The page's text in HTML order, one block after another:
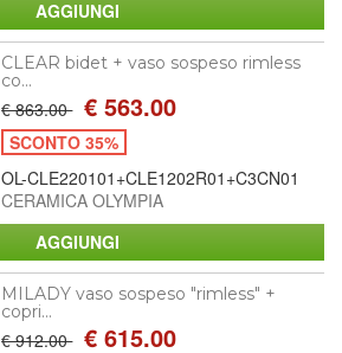
CLEAR bidet + vaso sospeso rimless
co...
€ 863.00 € 563.00
SCONTO 35%
OL-CLE220101+CLE1202R01+C3CN01
CERAMICA OLYMPIA
MILADY vaso sospeso "rimless" +
copri...
€ 912.00 € 615.00